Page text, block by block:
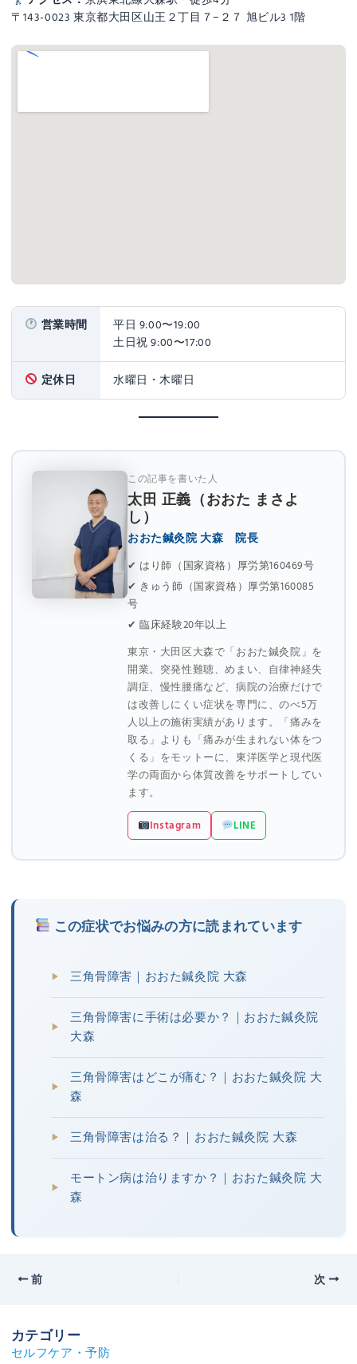
〒143-0023 東京都大田区山王２丁目７−２７ 旭ビル3 1階
営業時間
平日 9:00〜19:00
土日祝 9:00〜17:00
定休日 水曜日・木曜日
この記事を書いた人
太田 正義（おおた まさよ
し）
おおた鍼灸院 大森 院長
✔ はり師（国家資格）厚労第160469号
✔ きゅう師（国家資格）厚労第160085
号
✔ 臨床経験20年以上
東京・大田区大森で「おおた鍼灸院」を
開業。突発性難聴、めまい、自律神経失
調症、慢性腰痛など、病院の治療だけで
は改善しにくい症状を専門に、のべ5万
人以上の施術実績があります。「痛みを
取る」よりも「痛みが生まれない体をつ
くる」をモットーに、東洋医学と現代医
学の両面から体質改善をサポートしてい
ます。
Instagram
LINE
この症状でお悩みの方に読まれています
三角骨障害｜おおた鍼灸院 大森
三角骨障害に手術は必要か？｜おおた鍼灸院
大森
三角骨障害はどこが痛む？｜おおた鍼灸院 大
森
三角骨障害は治る？｜おおた鍼灸院 大森
モートン病は治りますか？｜おおた鍼灸院 大
森
前 次
カテゴリー
セルフケア・予防